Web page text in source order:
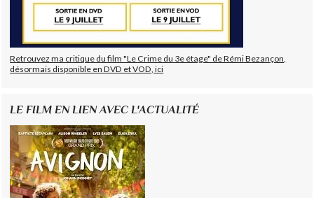
Retrouvez ma critique du film "Le Crime du 3e étage" de Rémi Bezançon,
désormais disponible en DVD et VOD, ici
LE FILM EN LIEN AVEC L'ACTUALITÉ